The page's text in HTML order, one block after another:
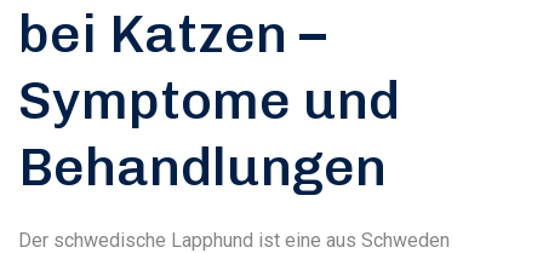
bei Katzen –
Symptome und
Behandlungen
Der schwedische Lapphund ist eine aus Schweden